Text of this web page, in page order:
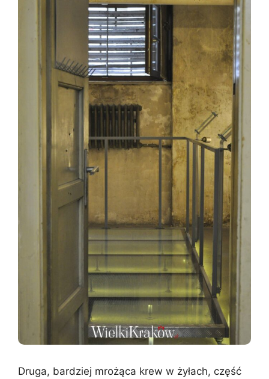
Druga, bardziej mrożąca krew w żyłach, część